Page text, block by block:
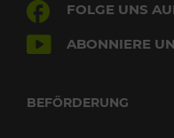
FOLGE UNS
ABONNIERE
BEFÖRDERUNG